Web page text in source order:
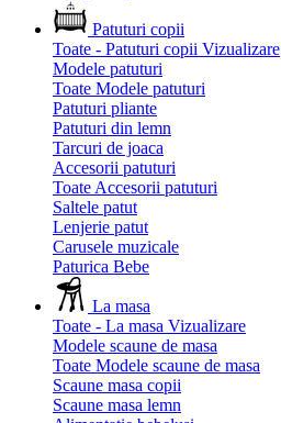
Patuturi copii
Toate - Patuturi copii Vizualizare
Modele patuturi
Toate Modele patuturi
Patuturi pliante
Patuturi din lemn
Tarcuri de joaca
Accesorii patuturi
Toate Accesorii patuturi
Saltele patut
Lenjerie patut
Carusele muzicale
Paturica Bebe
La masa
Toate - La masa Vizualizare
Modele scaune de masa
Toate Modele scaune de masa
Scaune masa copii
Scaune masa lemn